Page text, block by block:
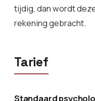
tijdig, dan wordt
rekening gebracht.
Tarief
Standaard